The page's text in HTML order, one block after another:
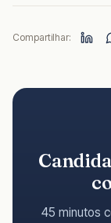
Compartilhar:
45 minutos